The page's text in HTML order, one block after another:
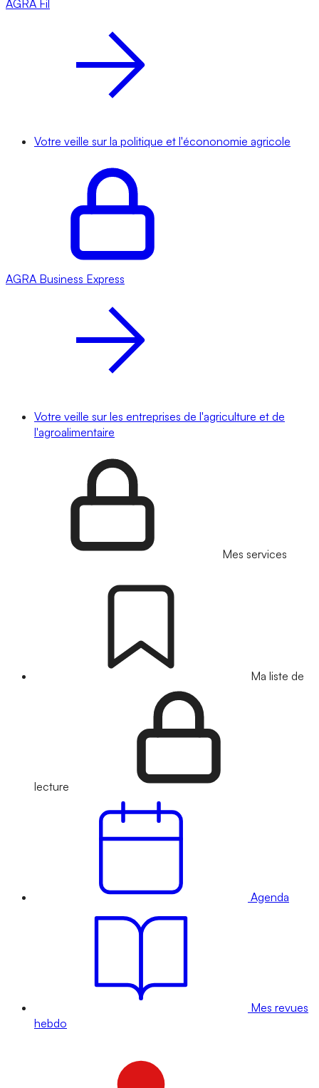
AGRA Fil
Votre veille sur la politique et l'écononomie agricole
AGRA Business Express
Votre veille sur les entreprises de l'agriculture et de
l'agroalimentaire
Mes services
Ma liste de
lecture
Agenda
Mes revues
hebdo